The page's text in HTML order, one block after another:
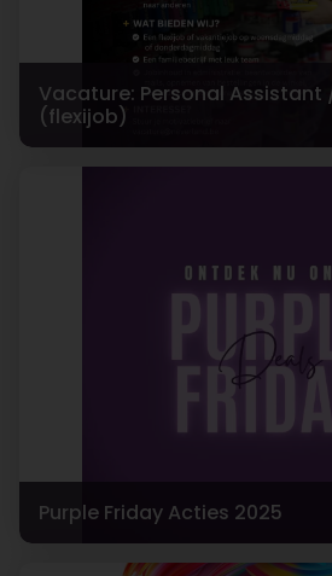
Vacature: Personal
(flexijob)
Purple Friday Acties 2025